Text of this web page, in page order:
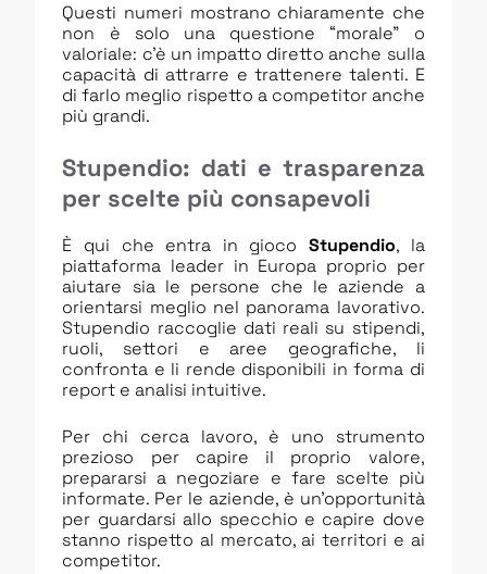
Questi numeri mostrano chiaramente che
non è solo una questione “morale” o
valoriale: c’è un impatto diretto anche sulla
capacità di attrarre e trattenere talenti. E
di farlo meglio rispetto a competitor anche
più grandi.
Stupendio: dati e trasparenza
per scelte più consapevoli
È qui che entra in giocoStupendio, la
piattaforma leader in Europa proprio per
aiutare sia le persone che le aziende a
orientarsi meglio nel panorama lavorativo.
Stupendio raccoglie dati reali su stipendi,
ruoli, settori e aree geografiche, li
confronta e li rende disponibili in forma di
report e analisi intuitive.
Per chi cerca lavoro, è uno strumento
prezioso per capire il proprio valore,
prepararsi a negoziare e fare scelte più
informate. Per le aziende, è un’opportunità
per guardarsi allo specchio e capire dove
stanno rispetto al mercato, ai territori e ai
competitor.